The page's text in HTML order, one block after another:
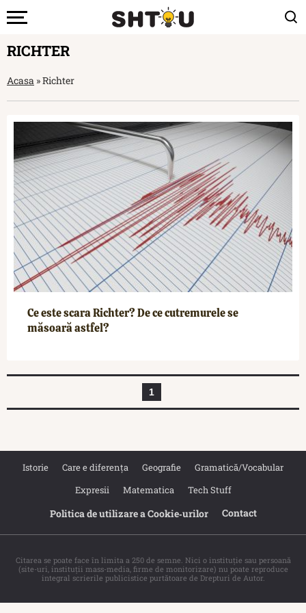
RICHTER
Acasa »Richter
Ce este scara Richter? De ce cutremurele se
măsoară astfel?
1
Istorie Care e diferența Geografie
Gramatică/Vocabular
Expresii
Matematica Tech Stuff
Politica de utilizare a Cookie‐urilor Contact
Citarea se poate face în limita a 250 de semne. Nici o instituţie sau persoană
(site-uri, instituţii mass-media, firme de monitorizare) nu poate reproduce
integral scrierile publicistice purtătoare de Drepturi de Autor.